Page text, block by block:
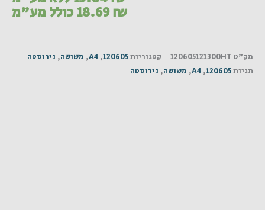
18.69₪ כולל מע"מ
מק"ט 120605121300HT קטגוריות120605
,
A4
, משושה, נירוסטה
תגיות120605
,
A4
, משושה, נירוסטה